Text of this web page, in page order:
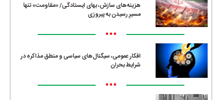
هزینه‌های سازش، بهای ایستادگی/ «مقاومت» تنها
مسیرِ رسیدن به پیروزی
•••
افکار عمومی، سیگنال‌های سیاسی و منطق مذاکره در
شرایط بحران
•••